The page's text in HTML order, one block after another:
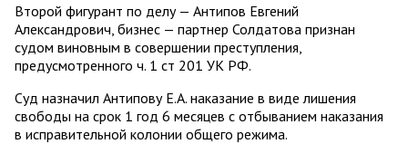
Второй фигурант по делу — Антипов Евгений
Александрович, бизнес — партнер Солдатова признан
судом виновным в совершении преступления,
предусмотренного ч. 1 ст 201 УК РФ.
Суд назначил Антипову Е.А. наказание в виде лишения
свободы на срок 1 год 6 месяцев с отбыванием наказания
в исправительной колонии общего режима.